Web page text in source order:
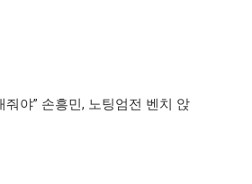
줘야” 손흥민, 노팅엄전 벤치 앉